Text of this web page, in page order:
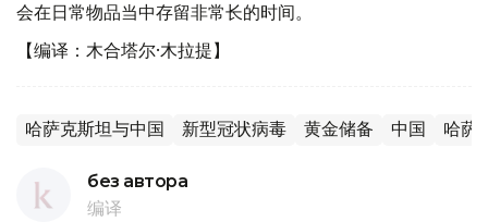
会在日常物品当中存留非常长的时间。
【编译：木合塔尔·木拉提】
哈萨克斯坦与中国 新型冠状病毒 黄金储备 中国 哈萨
без автора
编译